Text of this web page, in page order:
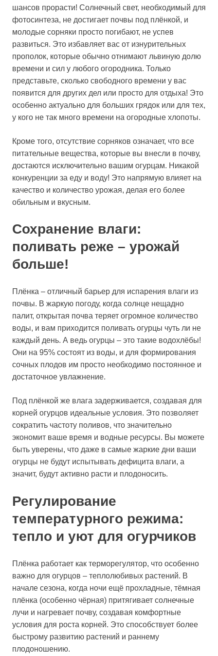
шансов прорасти! Солнечный свет, необходимый для
фотосинтеза, не достигает почвы под плёнкой, и
молодые сорняки просто погибают, не успев
развиться. Это избавляет вас от изнурительных
прополок, которые обычно отнимают львиную долю
времени и сил у любого огородника. Только
представьте, сколько свободного времени у вас
появится для других дел или просто для отдыха! Это
особенно актуально для больших грядок или для тех,
у кого не так много времени на огородные хлопоты.
Кроме того, отсутствие сорняков означает, что все
питательные вещества, которые вы внесли в почву,
достаются исключительно вашим огурцам. Никакой
конкуренции за еду и воду! Это напрямую влияет на
качество и количество урожая, делая его более
обильным и вкусным.
Сохранение влаги:
поливать реже – урожай
больше!
Плёнка – отличный барьер для испарения влаги из
почвы. В жаркую погоду, когда солнце нещадно
палит, открытая почва теряет огромное количество
воды, и вам приходится поливать огурцы чуть ли не
каждый день. А ведь огурцы – это такие водохлёбы!
Они на 95% состоят из воды, и для формирования
сочных плодов им просто необходимо постоянное и
достаточное увлажнение.
Под плёнкой же влага задерживается, создавая для
корней огурцов идеальные условия. Это позволяет
сократить частоту поливов, что значительно
экономит ваше время и водные ресурсы. Вы можете
быть уверены, что даже в самые жаркие дни ваши
огурцы не будут испытывать дефицита влаги, а
значит, будут активно расти и плодоносить.
Регулирование
температурного режима:
тепло и уют для огурчиков
Плёнка работает как терморегулятор, что особенно
важно для огурцов – теплолюбивых растений. В
начале сезона, когда ночи ещё прохладные, тёмная
плёнка (особенно чёрная) притягивает солнечные
лучи и нагревает почву, создавая комфортные
условия для роста корней. Это способствует более
быстрому развитию растений и раннему
плодоношению.